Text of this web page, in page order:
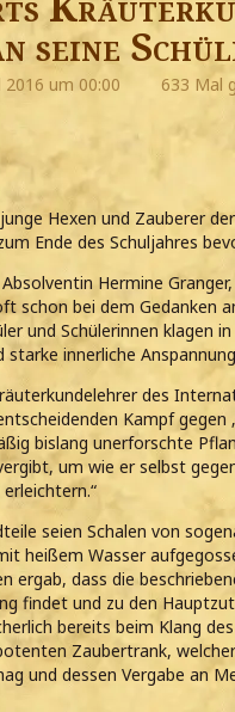
seine
2016 um 00:00 633 Mal
Hexen und Zauberer
Ende des Schuljahres
Hermine
schon bei dem Gedanken
und Schülerinnen klagen
innerliche
des
Kampf
bislang unerforschte
um wie er selbst
seien Schalen von
heißem Wasser
ergab, dass die
findet und zu den
bereits beim Klang
Zaubertrank,
und dessen Vergabe an